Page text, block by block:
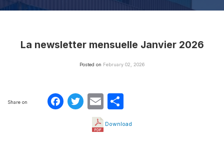
La newsletter mensuelle Janvier 2026
Posted on February 02, 2026
Share on Facebook
Twitter
Email
Download